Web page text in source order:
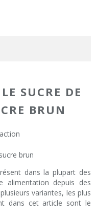
SUCRE DE
BRUN
dans la plupart des
depuis des
variantes, les plus
dans cet article sont le